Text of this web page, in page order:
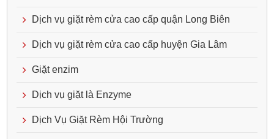
Dịch vụ giặt rèm cửa cao cấp quận Long Biên
Dịch vụ giặt rèm cửa cao cấp huyện Gia Lâm
Giặt enzim
Dịch vụ giặt là Enzyme
Dịch Vụ Giặt Rèm Hội Trường